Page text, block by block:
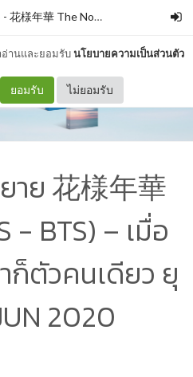
อ่านและยอมรับนโยบายความเป็นส่วนตัว
ยอมรับ ไม่ยอมรับ
[นิยายแปล] BTS - 花様年華 The Notes1
าย 花様年華
- BTS) – เมื่อ
ก็ตัวคนเดียว ยุ
2020